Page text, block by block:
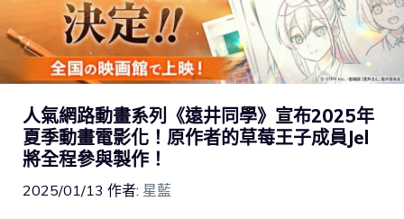
人氣網路動畫系列《遠井同學》宣布2025年
夏季動畫電影化！原作者的草莓王子成員Jel
將全程參與製作！
2025/01/13 作者: 星藍